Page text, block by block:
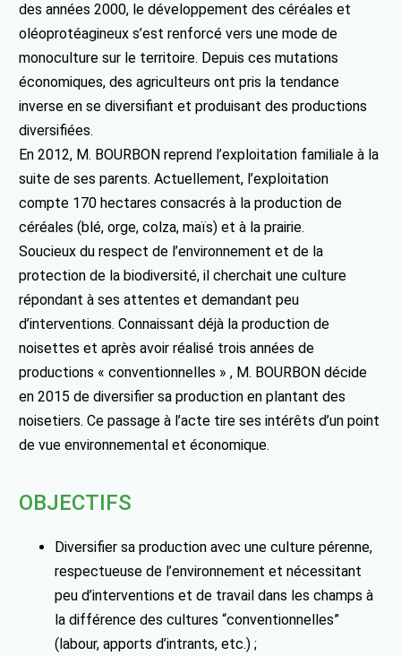
des années 2000, le développement des céréales et
oléoprotéagineux s’est renforcé vers une mode de
monoculture sur le territoire. Depuis ces mutations
économiques, des agriculteurs ont pris la tendance
inverse en se diversifiant et produisant des productions
diversifiées.
En 2012, M. BOURBON reprend l’exploitation familiale à la
suite de ses parents. Actuellement, l’exploitation
compte 170 hectares consacrés à la production de
céréales (blé, orge, colza, maïs) et à la prairie.
Soucieux du respect de l’environnement et de la
protection de la biodiversité, il cherchait une culture
répondant à ses attentes et demandant peu
d’interventions. Connaissant déjà la production de
noisettes et après avoir réalisé trois années de
productions « conventionnelles » , M. BOURBON décide
en 2015 de diversifier sa production en plantant des
noisetiers. Ce passage à l’acte tire ses intérêts d’un point
de vue environnemental et économique.
OBJECTIFS
Diversifier sa production avec une culture pérenne,
respectueuse de l’environnement et nécessitant
peu d’interventions et de travail dans les champs à
la différence des cultures “conventionnelles”
(labour, apports d’intrants, etc.) ;